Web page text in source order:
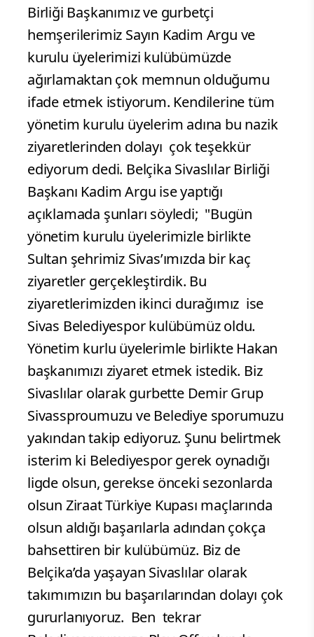
Birliği Başkanımız ve gurbetçi
hemşerilerimiz Sayın Kadim Argu ve
kurulu üyelerimizi kulübümüzde
ağırlamaktan çok memnun olduğumu
ifade etmek istiyorum. Kendilerine tüm
yönetim kurulu üyelerim adına bu nazik
ziyaretlerinden dolayı çok teşekkür
ediyorum dedi. Belçika Sivaslılar Birliği
Başkanı Kadim Argu ise yaptığı
açıklamada şunları söyledi; "Bugün
yönetim kurulu üyelerimizle birlikte
Sultan şehrimiz Sivas’ımızda bir kaç
ziyaretler gerçekleştirdik. Bu
ziyaretlerimizden ikinci durağımız ise
Sivas Belediyespor kulübümüz oldu.
Yönetim kurlu üyelerimle birlikte Hakan
başkanımızı ziyaret etmek istedik. Biz
Sivaslılar olarak gurbette Demir Grup
Sivassproumuzu ve Belediye sporumuzu
yakından takip ediyoruz. Şunu belirtmek
isterim ki Belediyespor gerek oynadığı
ligde olsun, gerekse önceki sezonlarda
olsun Ziraat Türkiye Kupası maçlarında
olsun aldığı başarılarla adından çokça
bahsettiren bir kulübümüz. Biz de
Belçika’da yaşayan Sivaslılar olarak
takımımızın bu başarılarından dolayı çok
gururlanıyoruz. Ben tekrar